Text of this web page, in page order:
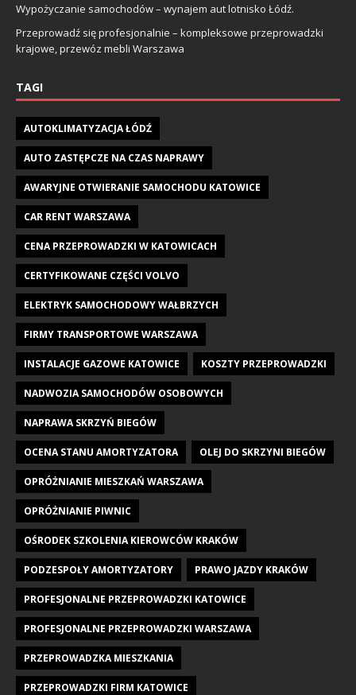
Wypożyczanie samochodów – wynajem aut lotnisko Łódź.
Przeprowadź się profesjonalnie – kompleksowe przeprowadzki
krajowe, przewóz mebli Warszawa
TAGI
AUTOKLIMATYZACJA ŁÓDŹ
AUTO ZASTĘPCZE NA CZAS NAPRAWY
AWARYJNE OTWIERANIE SAMOCHODU KATOWICE
CAR RENT WARSZAWA
CENA PRZEPROWADZKI W KATOWICACH
CERTYFIKOWANE CZĘŚCI VOLVO
ELEKTRYK SAMOCHODOWY WAŁBRZYCH
FIRMY TRANSPORTOWE WARSZAWA
INSTALACJE GAZOWE KATOWICE KOSZTY PRZEPROWADZKI
NADWOZIA SAMOCHODÓW OSOBOWYCH
NAPRAWA SKRZYŃ BIEGÓW
OCENA STANU AMORTYZATORA OLEJ DO SKRZYNI BIEGÓW
OPRÓŻNIANIE MIESZKAŃ WARSZAWA
OPRÓŻNIANIE PIWNIC
OŚRODEK SZKOLENIA KIEROWCÓW KRAKÓW
PODZESPOŁY AMORTYZATORY PRAWO JAZDY KRAKÓW
PROFESJONALNE PRZEPROWADZKI KATOWICE
PROFESJONALNE PRZEPROWADZKI WARSZAWA
PRZEPROWADZKA MIESZKANIA
PRZEPROWADZKI FIRM KATOWICE